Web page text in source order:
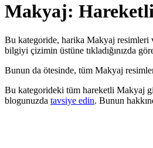
Makyaj:
Bu kategoride, harika Makyaj resimleri
bilgiyi çizimin üstüne tıkladığınızda
Bunun da ötesinde, tüm Makyaj
Bu kategorideki tüm hareketli Makyaj
blogunuzda tavsiye edin. Bunun